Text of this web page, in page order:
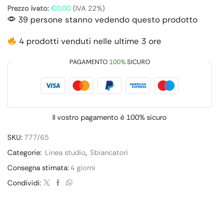
Prezzo ivato: €0,00 (IVA 22%)
39 persone stanno vedendo questo prodotto
4 prodotti venduti nelle ultime 3 ore
PAGAMENTO 100%SICURO
Il vostro pagamento è 100% sicuro
SKU: 777/65
Categorie: Linea studio, Sbiancatori
Consegna stimata:4 giorni
Condividi: